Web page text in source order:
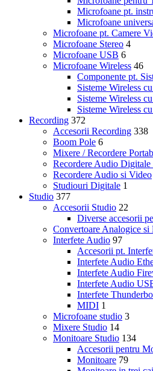
Microfoane pt.
Microfoane
Microfoane pt. Camere
Microfoane Stereo 4
Microfoane USB 6
Microfoane Wireless 46
Componente pt.
Sisteme Wireless
Sisteme Wireless
Sisteme Wireless
Recording 372
Accesorii Recording 338
Boom Pole 6
Mixere / Recordere
Recordere Audio Digitale
Recordere Audio si Video
Studiouri Digitale 1
Studio 377
Accesorii Studio 22
Diverse accesorii
Convertoare Analogice si
Interfete Audio 97
Accesorii pt.
Interfete Audio
Interfete Audio
Interfete Audio
Interfete
MIDI 1
Microfoane studio 3
Mixere Studio 14
Monitoare Studio 134
Accesorii pentru
Monitoare 79